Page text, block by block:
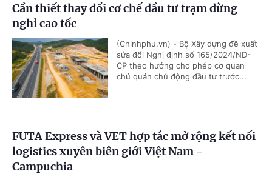
Cần thiết thay đổi cơ chế đầu tư trạm dừng
nghỉ cao tốc
(Chinhphu.vn) - Bộ Xây dựng đề xuất
sửa đổi Nghị định số 165/2024/NĐ-
CP theo hướng cho phép cơ quan
chủ quản chủ động đầu tư trước...
FUTA Express và VET hợp tác mở rộng kết nối
logistics xuyên biên giới Việt Nam -
Campuchia